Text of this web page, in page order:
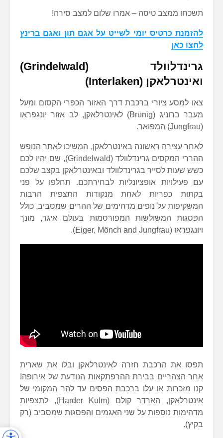
תשכחו ממצב טיסה – אמרו שלום למצב סירה!
להזמנת כרטיס יומי לשייט על אגם תון ואגם ברינץ
לחצו כאן
גרינדלוולד (Grindelwald)
ואינטרלאקן (Interlaken)
צאו למסע ציורי ברכבת דרך האזור הכפרי הקסום ומעל
מעבר ברוניג (Brünig) לאינטרלאקן, לב אזור יונגפראו
(Jungfrau) המפואר.
לאחר עצירה ראשונה באינטרלאקן, המשיכו לאתר הנופש
ההררי המקסים גרינדלוולד (Grindelwald), שם יהיו לכם
כשש שעות לסייר בגרינדלוולד ובאינטרלאקן בקצב שלכם
עם פעילויות אופציונליות לבחירתכם. תחלפו על פני
בקתות כפריות לאחת מנקודות התצפית הרבות
המשקיפות על נופים מדהימים של ההרים שמסביב, כולל
הפסגות המשולשות המפורסמות בעולם איגר, מונך
ויונגפראו (Eiger, Mönch and Jungfrau).
תפסו את הרכבת חזרה לאינטרלאקן ובלו את שארית
אחר הצהריים בבירת ההרפתקאות הנודעת של אירופה!
קנו מזכרות או עלו ברכבת הפסים עד להר המקומי של
אינטרלאקן, הארדר קולם (Harder Kulm), לתצפיות
מדהימות נוספות על שני האגמים והפסגות שמסביב (רק
בקיץ).